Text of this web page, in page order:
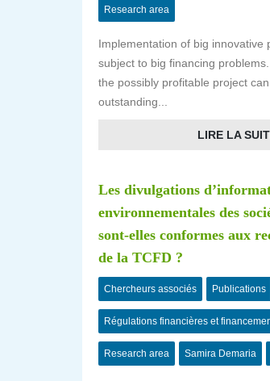
Research area
Implementation of big innovative
subject to big financing
the possibly profitable project
outstanding...
LIRE LA
Les divulgations
environnementales des
sont-elles conformes aux
de la TCFD ?
Chercheurs associés Publications
Régulations financières et
Research area Samira Demaria